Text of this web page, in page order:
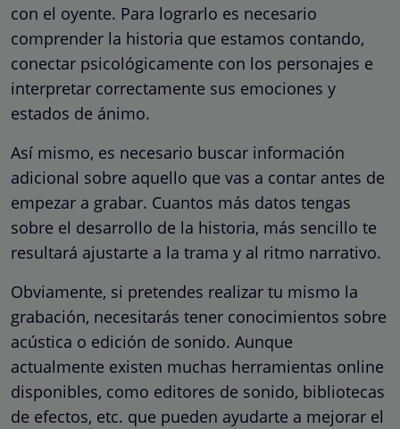
con el oyente. Para lograrlo es necesario
comprender la historia que estamos contando,
conectar psicológicamente con los personajes e
interpretar correctamente sus emociones y
estados de ánimo.
Así mismo, es necesario buscar información
adicional sobre aquello que vas a contar antes de
empezar a grabar. Cuantos más datos tengas
sobre el desarrollo de la historia, más sencillo te
resultará ajustarte a la trama y al ritmo narrativo.
Obviamente, si pretendes realizar tu mismo la
grabación, necesitarás tener conocimientos sobre
acústica o edición de sonido. Aunque
actualmente existen muchas herramientas online
disponibles, como editores de sonido, bibliotecas
de efectos, etc. que pueden ayudarte a mejorar el